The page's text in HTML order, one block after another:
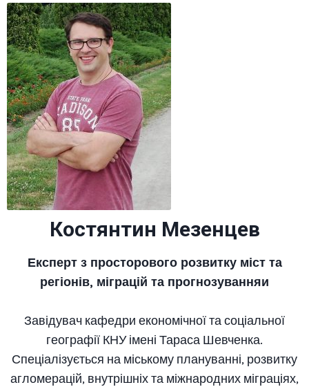
Костянтин Мезенцев
Експерт з просторового розвитку міст та
регіонів, міграцій та прогнозуванняи
Завідувач кафедри економічної та соціальної
географії КНУ імені Тараса Шевченка.
Спеціалізується на міському плануванні, розвитку
агломерацій, внутрішніх та міжнародних міграціях,